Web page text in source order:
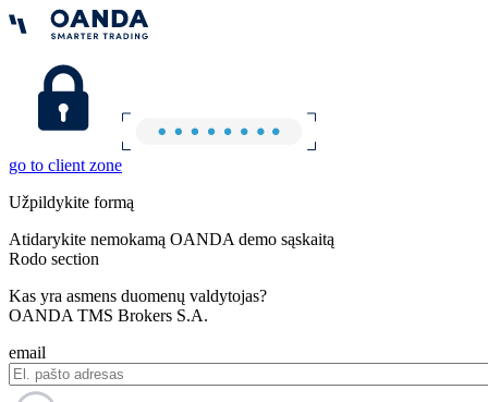
go to client zone
Užpildykite formą
Atidarykite nemokamą OANDA demo sąskaitą
Rodo section
Kas yra asmens duomenų valdytojas?
OANDA TMS Brokers S.A.
email